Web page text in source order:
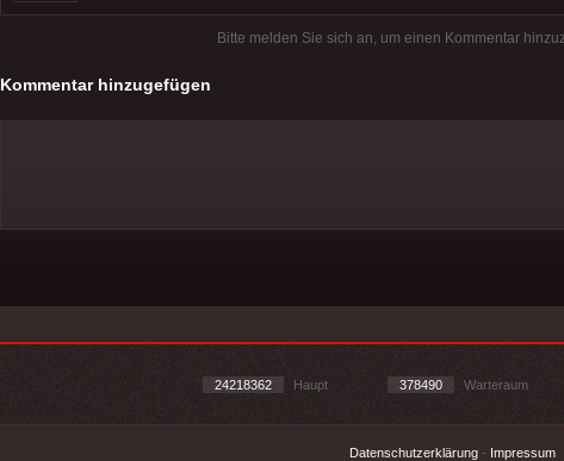
Bitte melden Sie sich an, um einen Kommentar
Kommentar hinzugefügen
24218362 Haupt 378490 Warteraum
Datenschutzerklärung- Impressum